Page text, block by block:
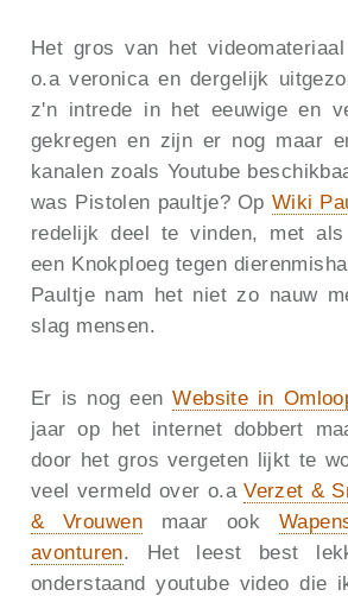
Het gros van het
o.a veronica en dergelijk
z'n intrede in het eeuwige en
gekregen en zijn er nog maar
kanalen zoals Youtube
was Pistolen paultje? Op Wiki
redelijk deel te vinden, met
een Knokploeg tegen
Paultje nam het niet zo nauw
slag mensen.
Er is nog eenWebsite in
jaar op het internet dobbert
door het gros vergeten lijkt te
veel vermeld over o.aVerzet &
& Vrouwen maar ook
avonturen. Het leest best
onderstaand youtube video die